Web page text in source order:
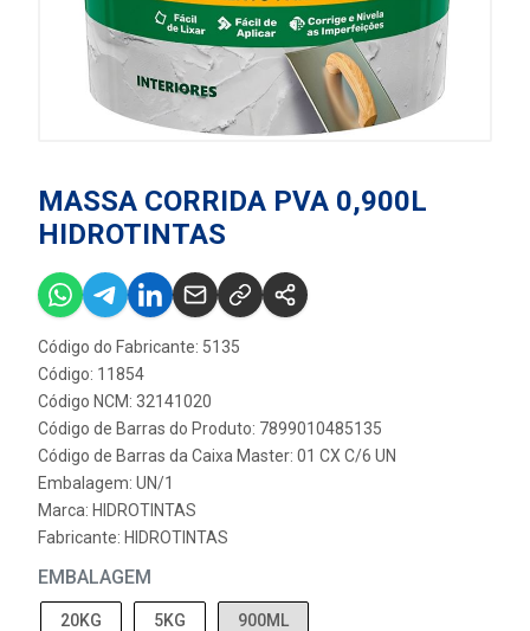
MASSA CORRIDA PVA 0,900L
HIDROTINTAS
Código do Fabricante: 5135
Código: 11854
Código NCM: 32141020
Código de Barras do Produto: 7899010485135
Código de Barras da Caixa Master: 01 CX C/6 UN
Embalagem: UN/1
Marca: HIDROTINTAS
Fabricante: HIDROTINTAS
EMBALAGEM
20KG 5KG 900ML